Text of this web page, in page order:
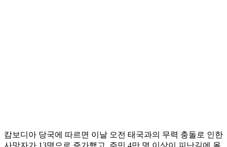
캄보디아 당국에 따르면 이날 오전 태국과의 무력 충돌로 인한
사망자가 13명으로 증가했고, 주민 4만 명 이상이 피난길에 올